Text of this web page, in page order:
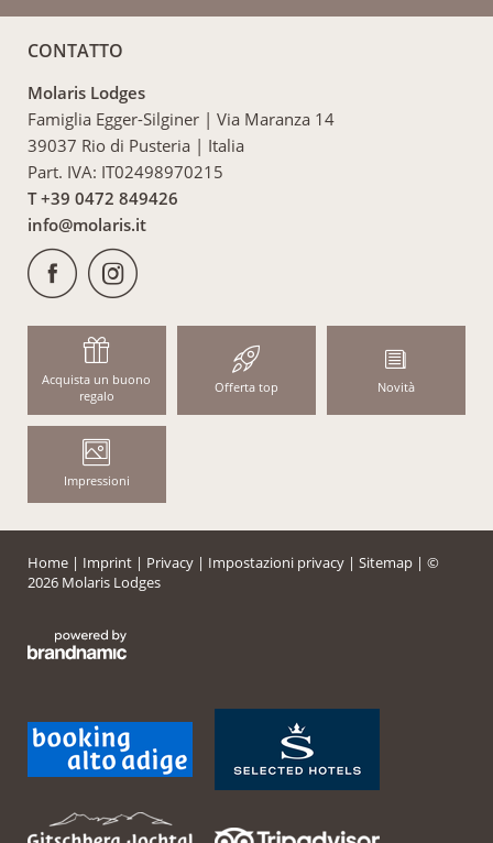
CONTATTO
Molaris Lodges
Famiglia Egger-Silginer | Via Maranza 14
39037 Rio di Pusteria | Italia
Part. IVA: IT02498970215
T +39 0472 849426
info@molaris.it
Acquista un buono
regalo
Offerta top Novità
Impressioni
Home | Imprint | Privacy | Impostazioni privacy | Sitemap | ©
2026 Molaris Lodges